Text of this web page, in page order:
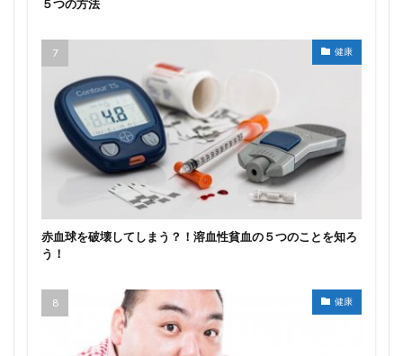
５つの方法
健康
赤血球を破壊してしまう？！溶血性貧血の５つのことを知ろ
う！
健康